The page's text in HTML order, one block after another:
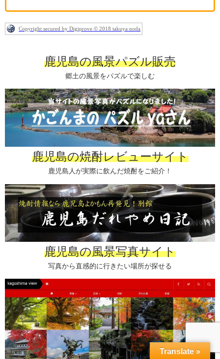
Copyright secured by Digiprove © 2018 takuya noda
鹿児島の風景パズル販売
郷土の風景をパズルで楽しむ
鹿児島の焼酎レビューサイト
鹿児島人が実際に飲んだ焼酎をご紹介！
鹿児島の風景写真サイト
写真から直感的に行きたい場所が探せる
Translate »